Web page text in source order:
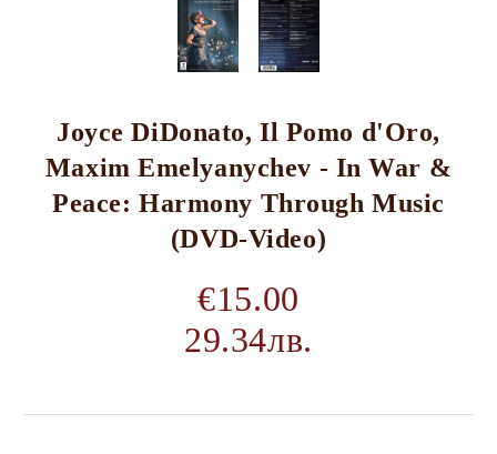
Joyce DiDonato, Il Pomo d'Oro,
Maxim Emelyanychev - In War &
Peace: Harmony Through Music
(DVD-Video)
€15.00
29.34лв.